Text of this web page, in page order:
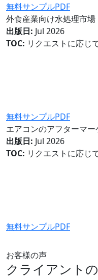
無料サンプルPDF
外食産業向け水処理市場
出版日: Jul 2026
TOC: リクエストに応じ
無料サンプルPDF
エアコンのアフターマ
出版日: Jul 2026
TOC: リクエストに応じ
無料サンプルPDF
お客様の声
クライアント